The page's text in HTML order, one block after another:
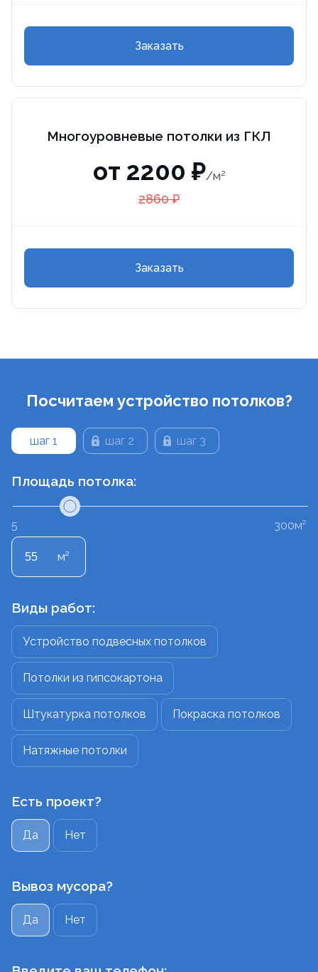
Заказать
Многоуровневые потолки из ГКЛ
от 2200 ₽/м²
2860 ₽
Заказать
Посчитаем устройство потолков?
шаг 1 шаг 2 шаг 3
Площадь потолка:
5 300м²
м²
Виды работ:
Устройство подвесных потолков
Потолки из гипсокартона
Штукатурка потолков Покраска потолков
Натяжные потолки
Есть проект?
Да Нет
Вывоз мусора?
Да Нет